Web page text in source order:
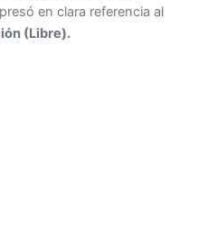
en clara referencia al
(Libre).